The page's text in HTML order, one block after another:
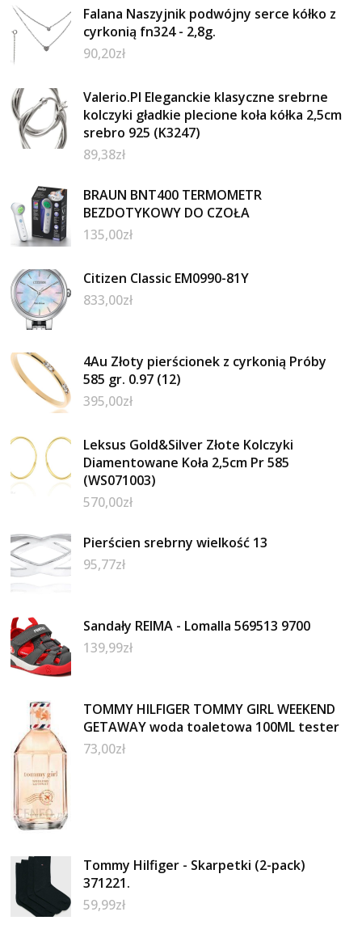
Falana Naszyjnik podwójny serce kółko z
cyrkonią fn324 - 2,8g.
90,20zł
Valerio.Pl Eleganckie klasyczne srebrne
kolczyki gładkie plecione koła kółka 2,5cm
srebro 925 (K3247)
89,38zł
BRAUN BNT400 TERMOMETR
BEZDOTYKOWY DO CZOŁA
135,00zł
Citizen Classic EM0990-81Y
833,00zł
4Au Złoty pierścionek z cyrkonią Próby
585 gr. 0.97 (12)
395,00zł
Leksus Gold&Silver Złote Kolczyki
Diamentowane Koła 2,5cm Pr 585
(WS071003)
570,00zł
Pierścien srebrny wielkość 13
95,77zł
Sandały REIMA - Lomalla 569513 9700
139,99zł
TOMMY HILFIGER TOMMY GIRL WEEKEND
GETAWAY woda toaletowa 100ML tester
73,00zł
Tommy Hilfiger - Skarpetki (2-pack)
371221.
59,99zł